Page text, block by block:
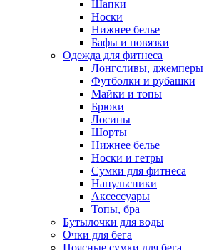
Шапки
Носки
Нижнее белье
Бафы и повязки
Одежда для фитнеса
Лонгсливы, джемперы
Футболки и рубашки
Майки и топы
Брюки
Лосины
Шорты
Нижнее белье
Носки и гетры
Сумки для фитнеса
Напульсники
Аксессуары
Топы, бра
Бутылочки для воды
Очки для бега
Поясные сумки для бега